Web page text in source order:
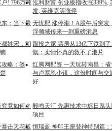
! 796万吨泓利财富 创业板指收涨339%,
发, 英维克等涨停
：当下最 无忧配 涨停潮！A股午后突发
浮领域传来一则重磅消息
姓宋，和 跟投之家 票房从13亿下跌到
慨：卖情怀真的救不了港片
略：签
红腾网配资 一天玩转南昌：
与卢塞恩小镇，这份时间与交
好
竟如何？ 毅鸣天汇 先惠技术中标日系
项目
击天花板 恒瑞盈 神印王座登神特别篇